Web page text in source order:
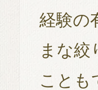
経験の
まな絞
ことも